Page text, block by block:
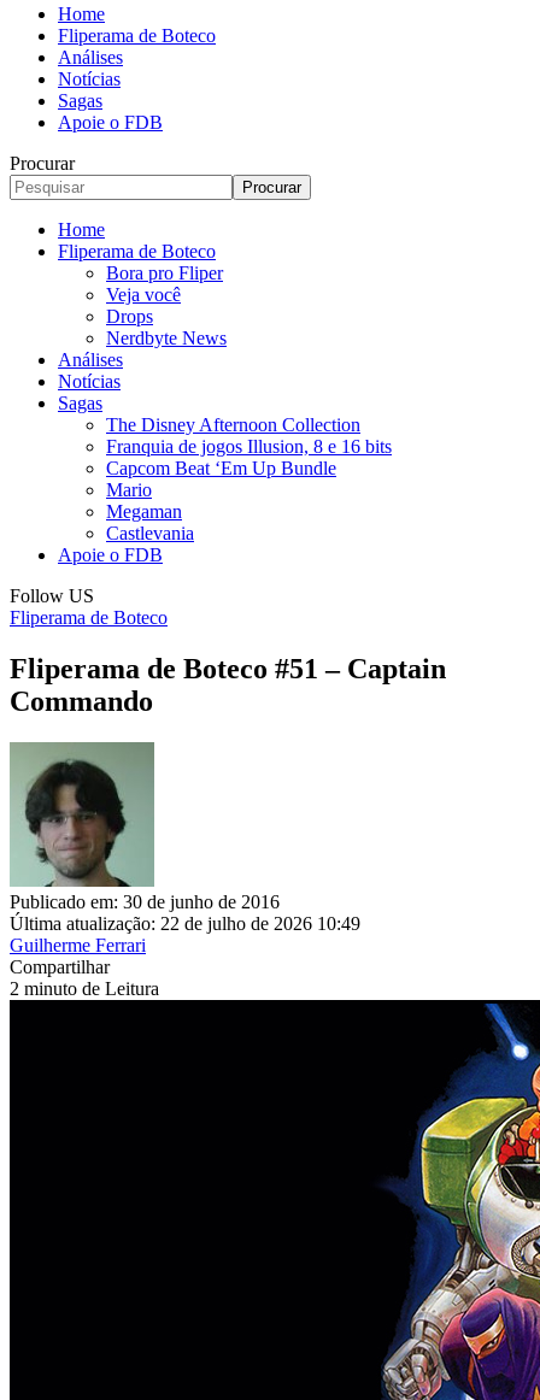
Home
Fliperama de Boteco
Análises
Notícias
Sagas
Apoie o FDB
Procurar
Home
Fliperama de Boteco
Bora pro Fliper
Veja você
Drops
Nerdbyte News
Análises
Notícias
Sagas
The Disney Afternoon Collection
Franquia de jogos Illusion, 8 e 16 bits
Capcom Beat ‘Em Up Bundle
Mario
Megaman
Castlevania
Apoie o FDB
Follow US
Fliperama de Boteco
Fliperama de Boteco #51 – Captain
Commando
Publicado em: 30 de junho de 2016
Última atualização: 22 de julho de 2026 10:49
Guilherme Ferrari
Compartilhar
2 minuto de Leitura